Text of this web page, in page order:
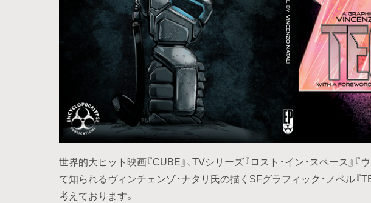
世界的大ヒット映画『CUBE』、TVシリーズ『ロスト・イン・スペース』
て知られるヴィンチェンゾ・ナタリ氏の描くSFグラフィック・ノベル『
考えております。